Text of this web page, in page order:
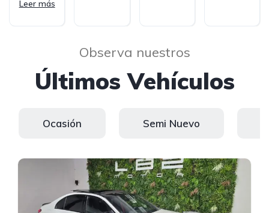
Leer más
Observa nuestros
Últimos Vehículos
Ocasión Semi Nuevo